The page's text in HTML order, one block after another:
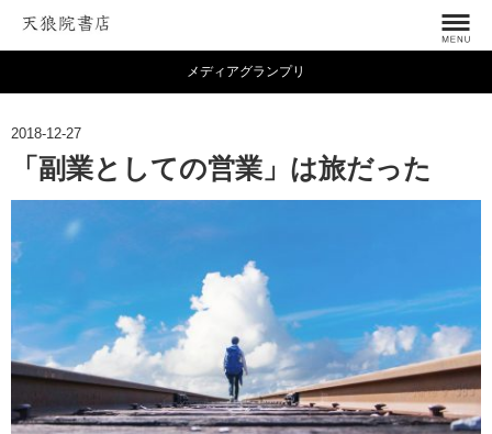
メディアグランプリ
2018-12-27
「副業としての営業」は旅だった